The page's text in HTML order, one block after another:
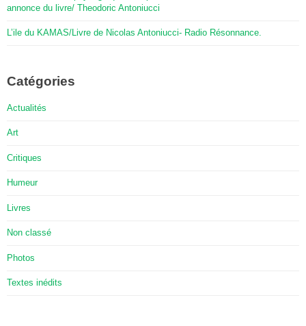
annonce du livre/ Theodoric Antoniucci
L’ile du KAMAS/Livre de Nicolas Antoniucci- Radio Résonnance.
Catégories
Actualités
Art
Critiques
Humeur
Livres
Non classé
Photos
Textes inédits